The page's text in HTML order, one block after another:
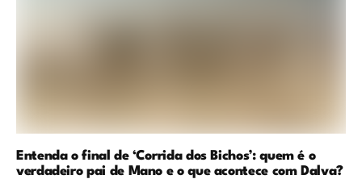
Entenda o final de ‘Corrida dos Bichos’: quem é o
verdadeiro pai de Mano e o que acontece com Dalva?